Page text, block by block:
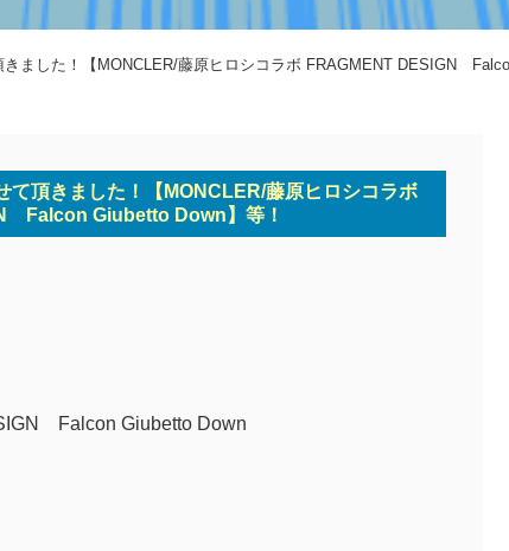
ました！【MONCLER/藤原ヒロシコラボ FRAGMENT DESIGN
頂きました！【MONCLER/藤原ヒロシコラボ
Falcon Giubetto Down】等！
Falcon Giubetto Down